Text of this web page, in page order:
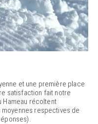
et une première place
satisfaction fait notre
Hameau récoltent
respectives de